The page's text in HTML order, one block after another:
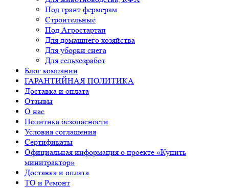
Под грант фермерам
Строительные
Под Агростартап
Для домашнего хозяйства
Для уборки снега
Для сельхозработ
Блог компании
ГАРАНТИЙНАЯ ПОЛИТИКА
Доставка и оплата
Отзывы
О нас
Политика безопасности
Условия соглашения
Сертификаты
Официальная информация о проекте «Купить
минитрактор»
Доставка и оплата
ТО и Ремонт